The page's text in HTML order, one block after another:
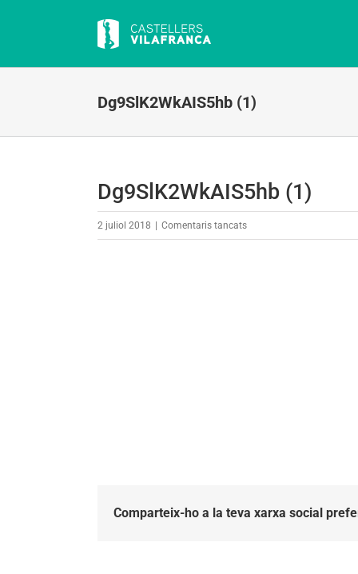
Dg9SlK2WkAIS5hb (1)
Dg9SlK2WkAIS5hb (1)
2 juliol 2018 Comentaris tancatsa
Comparteix-ho a la teva xarxa social